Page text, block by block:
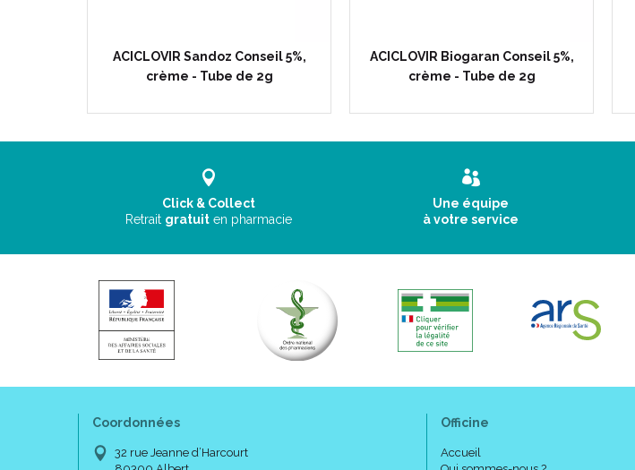
ACICLOVIR Sandoz Conseil 5%,
crème - Tube de 2g
ACICLOVIR Biogaran Conseil 5%,
crème - Tube de 2g
Click & Collect
Retrait gratuit en pharmacie
Une équipe
à votre service
Coordonnées
32 rue Jeanne d’Harcourt
Officine
Accueil